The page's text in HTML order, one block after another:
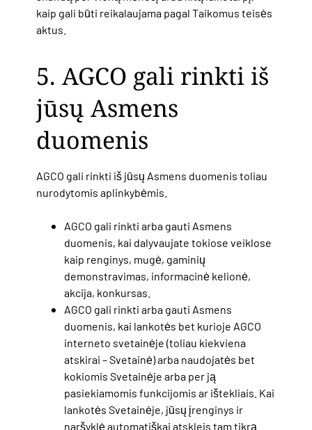
kaip gali būti reikalaujama pagal Taikomus teisės
aktus.
5. AGCO gali rinkti iš
jūsų Asmens
duomenis
AGCO gali rinkti iš jūsų Asmens duomenis toliau
nurodytomis aplinkybėmis.
AGCO gali rinkti arba gauti Asmens
duomenis, kai dalyvaujate tokiose veiklose
kaip renginys, mugė, gaminių
demonstravimas, informacinė kelionė,
akcija, konkursas.
AGCO gali rinkti arba gauti Asmens
duomenis, kai lankotės bet kurioje AGCO
interneto svetainėje (toliau kiekviena
atskirai – Svetainė) arba naudojatės bet
kokiomis Svetainėje arba per ją
pasiekiamomis funkcijomis ar ištekliais. Kai
lankotės Svetainėje, jūsų įrenginys ir
naršyklė automatiškai atskleis tam tikrą